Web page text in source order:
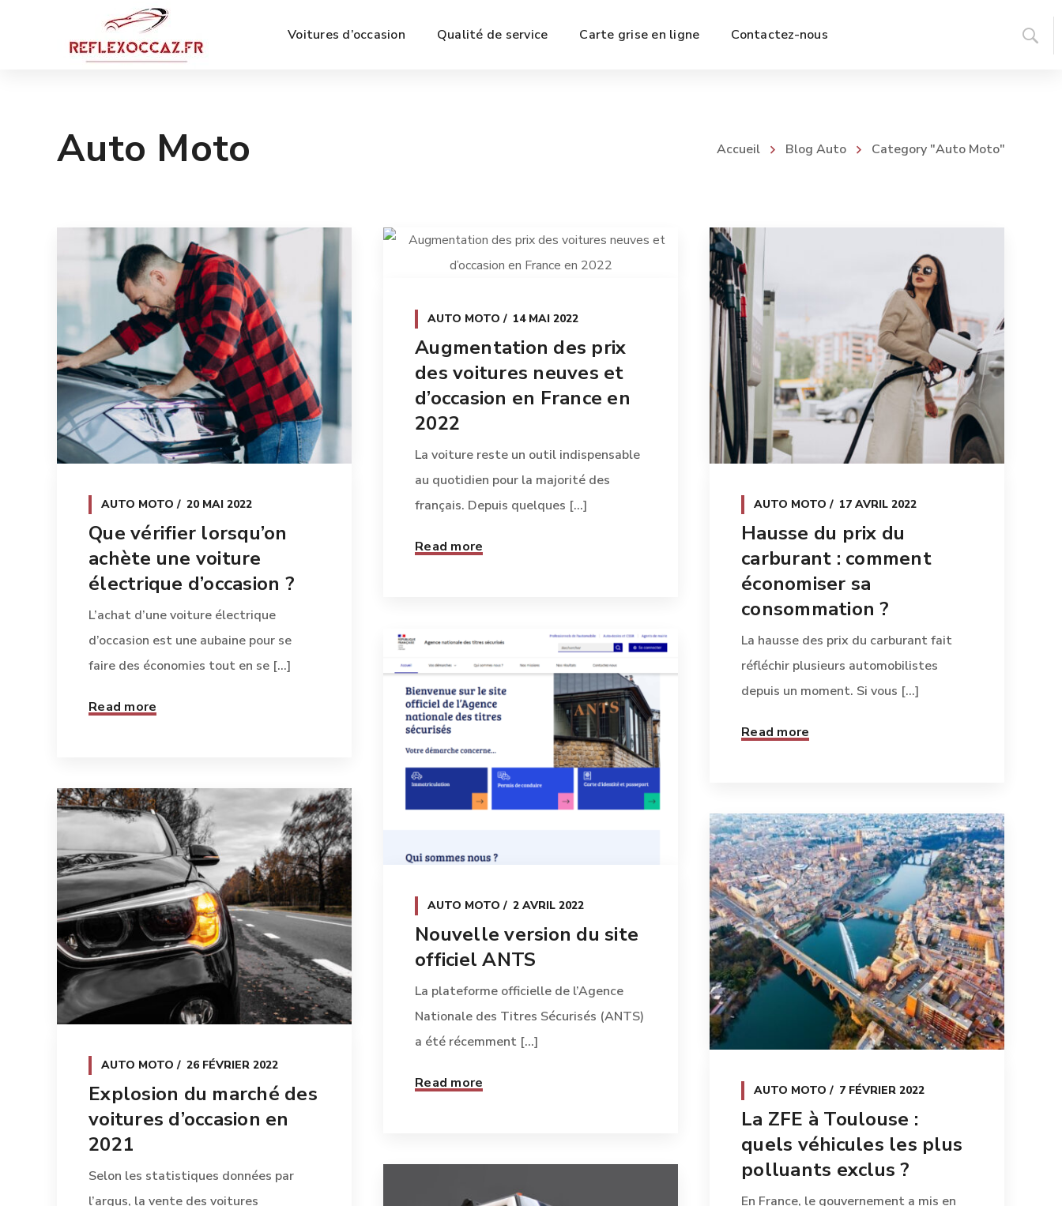
Voitures d’occasion Qualité de service Carte grise en ligne Contactez-nous
Auto Moto Accueil Blog Auto Category "Auto Moto"
AUTO MOTO 20 MAI 2022
Que vérifier lorsqu’on
achète une voiture
électrique d’occasion ?
L’achat d’une voiture électrique
d’occasion est une aubaine pour se
faire des économies tout en se [...]
Read more
AUTO MOTO 14 MAI 2022
Augmentation des prix
des voitures neuves et
d’occasion en France en
2022
La voiture reste un outil indispensable
au quotidien pour la majorité des
français. Depuis quelques [...]
Read more
AUTO MOTO 17 AVRIL 2022
Hausse du prix du
carburant : comment
économiser sa
consommation ?
La hausse des prix du carburant fait
réfléchir plusieurs automobilistes
depuis un moment. Si vous [...]
Read more
AUTO MOTO 2 AVRIL 2022
Nouvelle version du site
officiel ANTS
La plateforme officielle de l’Agence
Nationale des Titres Sécurisés (ANTS)
a été récemment [...]
Read more
AUTO MOTO 26 FÉVRIER 2022
Explosion du marché des
voitures d’occasion en
2021
Selon les statistiques données par
l’argus, la vente des voitures
AUTO MOTO 7 FÉVRIER 2022
La ZFE à Toulouse :
quels véhicules les plus
polluants exclus ?
En France, le gouvernement a mis en